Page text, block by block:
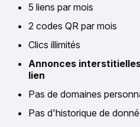
5 liens par mois
2 codes QR par mois
Clics illimités
Annonces
lien
Pas de domaines
Pas d'historique de